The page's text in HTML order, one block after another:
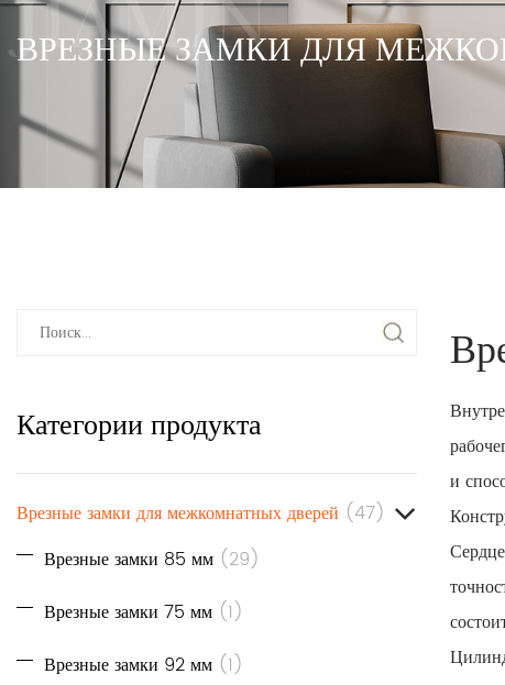
ВРЕЗНЫЕ ЗАМКИ ДЛЯ
Категории продукта
Врезные замки для межкомнатных дверей (47)
Врезные замки 85 мм (29)
Врезные замки 75 мм (1)
Врезные замки 92 мм (1)
и